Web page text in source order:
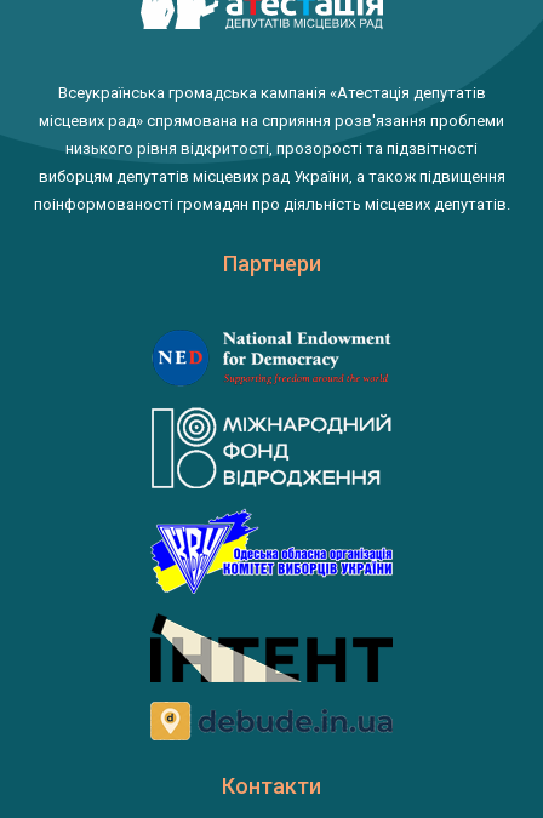
Всеукраїнська громадська кампанія «Атестація депутатів
місцевих рад» спрямована на сприяння розв'язання проблеми
низького рівня відкритості, прозорості та підзвітності
виборцям депутатів місцевих рад України, а також підвищення
поінформованості громадян про діяльність місцевих депутатів.
Партнери
Контакти